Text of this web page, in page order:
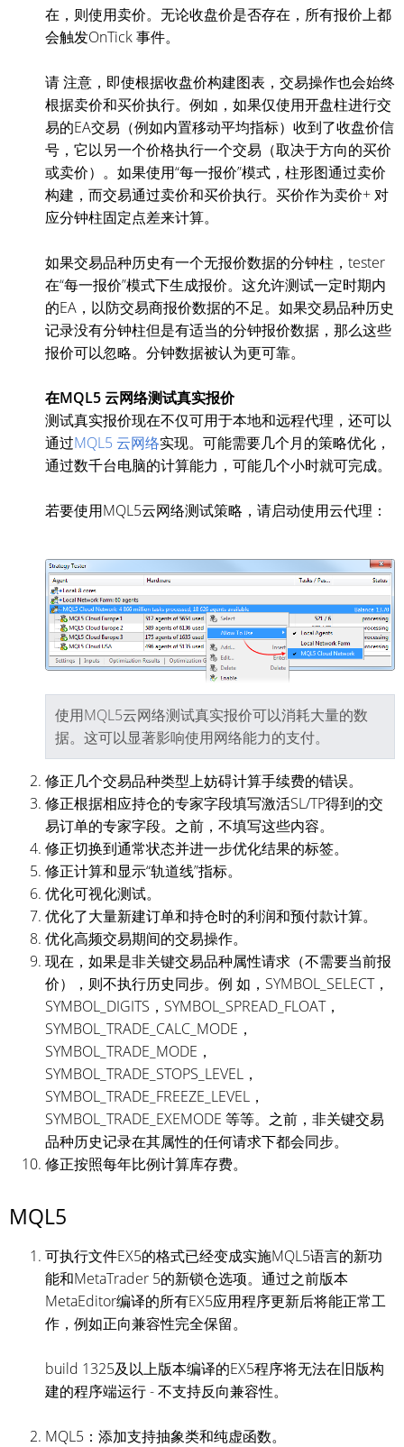
在，则使用卖价。无论收盘价是否存在，所有报价上都
会触发OnTick 事件。
请 注意，即使根据收盘价构建图表，交易操作也会始终
根据卖价和买价执行。例如，如果仅使用开盘柱进行交
易的EA交易（例如内置移动平均指标）收到了收盘价信
号，它以另一个价格执行一个交易（取决于方向的买价
或卖价）。如果使用“每一报价”模式，柱形图通过卖价
构建，而交易通过卖价和买价执行。买价作为卖价+ 对
应分钟柱固定点差来计算。
如果交易品种历史有一个无报价数据的分钟柱，tester
在“每一报价”模式下生成报价。这允许测试一定时期内
的EA，以防交易商报价数据的不足。如果交易品种历史
记录没有分钟柱但是有适当的分钟报价数据，那么这些
报价可以忽略。分钟数据被认为更可靠。
在MQL5 云网络测试真实报价
测试真实报价现在不仅可用于本地和远程代理，还可以
通过MQL5 云网络实现。可能需要几个月的策略优化，
通过数千台电脑的计算能力，可能几个小时就可完成。
若要使用MQL5云网络测试策略，请启动使用云代理：
使用MQL5云网络测试真实报价可以消耗大量的数
据。这可以显著影响使用网络能力的支付。
修正几个交易品种类型上妨碍计算手续费的错误。
修正根据相应持仓的专家字段填写激活SL/TP得到的交
易订单的专家字段。之前，不填写这些内容。
修正切换到通常状态并进一步优化结果的标签。
修正计算和显示“轨道线”指标。
优化可视化测试。
优化了大量新建订单和持仓时的利润和预付款计算。
优化高频交易期间的交易操作。
现在，如果是非关键交易品种属性请求（不需要当前报
价），则不执行历史同步。例 如，SYMBOL_SELECT，
SYMBOL_DIGITS，SYMBOL_SPREAD_FLOAT，
SYMBOL_TRADE_CALC_MODE，
SYMBOL_TRADE_MODE，
SYMBOL_TRADE_STOPS_LEVEL，
SYMBOL_TRADE_FREEZE_LEVEL，
SYMBOL_TRADE_EXEMODE 等等。之前，非关键交易
品种历史记录在其属性的任何请求下都会同步。
修正按照每年比例计算库存费。
MQL5
可执行文件EX5的格式已经变成实施MQL5语言的新功
能和MetaTrader 5的新锁仓选项。通过之前版本
MetaEditor编译的所有EX5应用程序更新后将能正常工
作，例如正向兼容性完全保留。
build 1325及以上版本编译的EX5程序将无法在旧版构
建的程序端运行 - 不支持反向兼容性。
MQL5：添加支持抽象类和纯虚函数。